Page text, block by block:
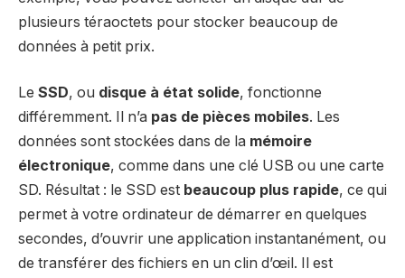
plusieurs téraoctets pour stocker beaucoup de
données à petit prix.
Le SSD, ou disque à état solide, fonctionne
différemment. Il n’a pas de pièces mobiles. Les
données sont stockées dans de la mémoire
électronique, comme dans une clé USB ou une carte
SD. Résultat : le SSD est beaucoup plus rapide, ce qui
permet à votre ordinateur de démarrer en quelques
secondes, d’ouvrir une application instantanément, ou
de transférer des fichiers en un clin d’œil. Il est